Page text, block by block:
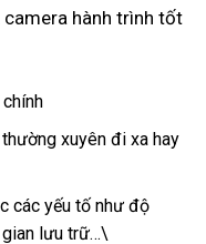
hành trình tốt
xuyên đi xa hay
các yếu tố như độ
gian lưu trữ…\